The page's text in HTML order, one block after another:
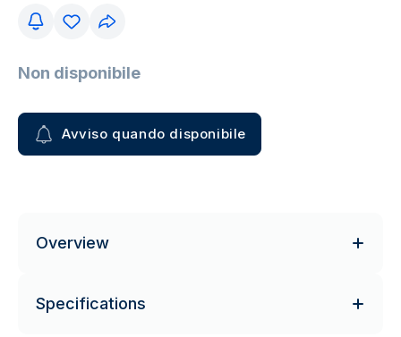
Non disponibile
Avviso quando disponibile
Overview
Specifications